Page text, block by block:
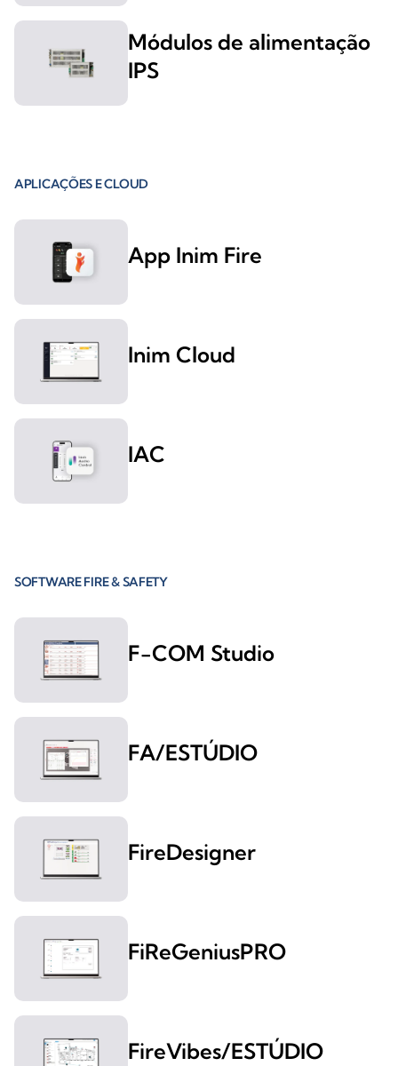
Módulos de alimentação
IPS
APLICAÇÕES E CLOUD
App Inim Fire
Inim Cloud
IAC
SOFTWARE FIRE & SAFETY
F-COM Studio
FA/ESTÚDIO
FireDesigner
FiReGeniusPRO
FireVibes/ESTÚDIO